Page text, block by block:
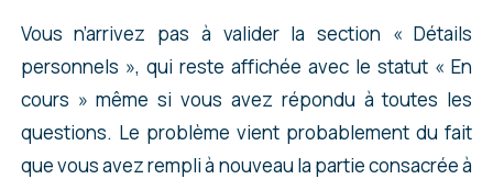
traiter plus facilement. Vous serez plus serein
et éviterez un refus à cause d’une petite erreur.
aux autorités canadiennes via
contact du site
votre demande ou vous informer à son sujet
, puis en choisissant l’action qui vous
Vous n’arrivez pas à valider la section « Détails
personnels », qui reste affichée avec le statut « En
cours » même si vous avez répondu à toutes les
questions. Le problème vient probablement du fait
que vous avez rempli à nouveau la partie consacrée à